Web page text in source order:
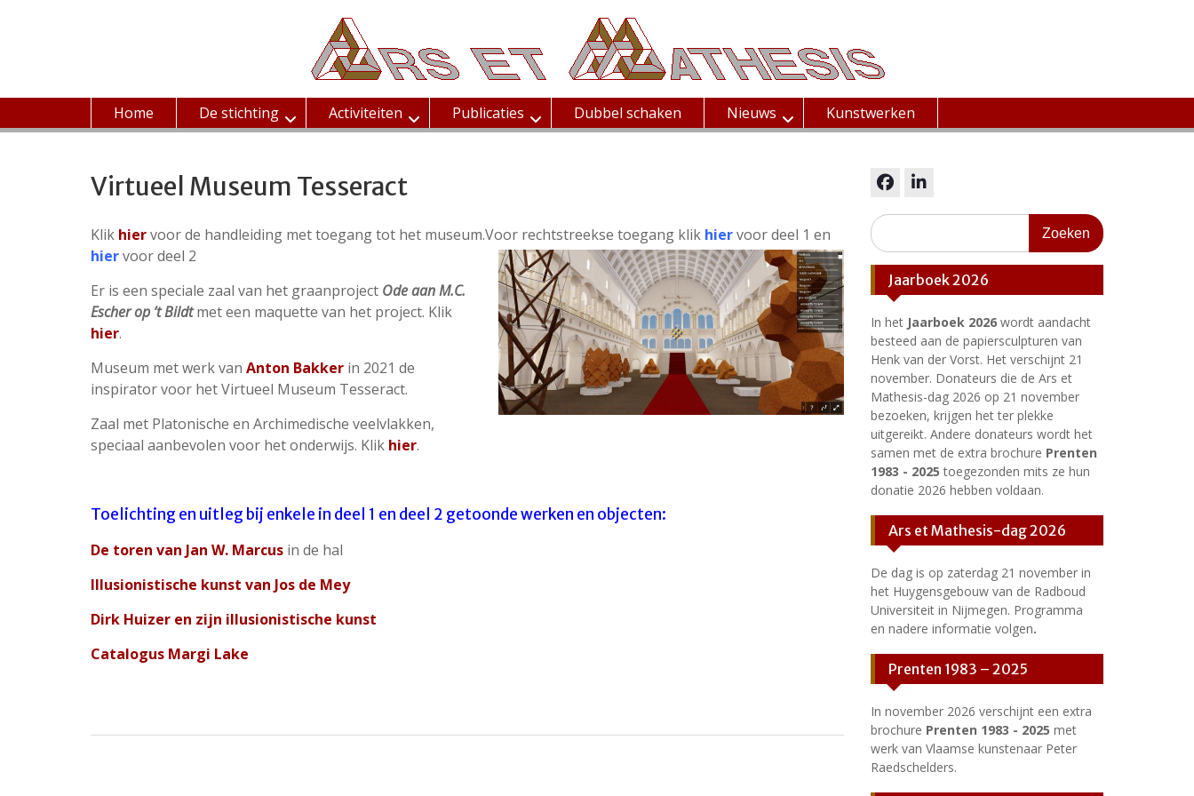
Home De stichting Activiteiten Publicaties Dubbel schaken Nieuws Kunstwerken
Virtueel Museum Tesseract
Klik hiervoor de handleiding met toegang tot het museum.Voor rechtstreekse toegang klik hiervoor deel 1 en
hiervoor deel 2
Er is een speciale zaal van het graanproject Ode aan M.C.
Escher op ’t Bildt met een maquette van het project. Klik
hier.
Museum met werk van Anton Bakker in 2021 de
inspirator voor het Virtueel Museum Tesseract.
Zaal met Platonische en Archimedische veelvlakken,
speciaal aanbevolen voor het onderwijs. Klik hier.
Toelichting en uitleg bij enkele in deel 1 en deel 2 getoonde werken en objecten:
De toren van Jan W. Marcus in de hal
Illusionistische kunst van Jos de Mey
Dirk Huizer en zijn illusionistische kunst
Catalogus Margi Lake
Zoeken
naar:
Jaarboek 2026
In het Jaarboek 2026 wordt aandacht
besteed aan de papiersculpturen van
Henk van der Vorst. Het verschijnt 21
november. Donateurs die de Ars et
Mathesis-dag 2026 op 21 november
bezoeken, krijgen het ter plekke
uitgereikt. Andere donateurs wordt het
samen met de extra brochure Prenten
1983 - 2025 toegezonden mits ze hun
donatie 2026 hebben voldaan.
Ars et Mathesis-dag 2026
De dag is op zaterdag 21 november in
het Huygensgebouw van de Radboud
Universiteit in Nijmegen. Programma
en nadere informatie volgen.
Prenten 1983 – 2025
In november 2026 verschijnt een extra
brochure Prenten 1983 - 2025 met
werk van Vlaamse kunstenaar Peter
Raedschelders.